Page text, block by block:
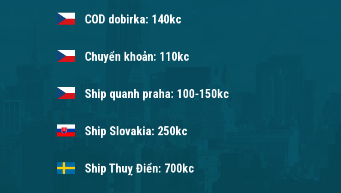
COD dobirka: 140kc
Chuyển khoản: 110kc
Ship quanh praha: 100-150kc
Ship Slovakia: 250kc
Ship Thuỵ Điển: 700kc